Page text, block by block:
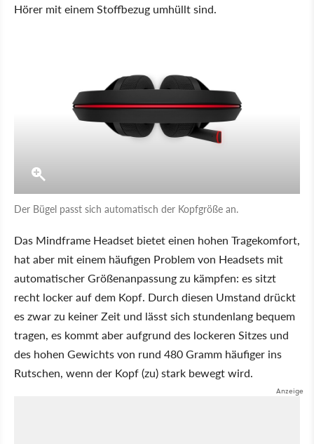
Hörer mit einem Stoffbezug umhüllt sind.
Der Bügel passt sich automatisch der Kopfgröße an.
Das Mindframe Headset bietet einen hohen Tragekomfort,
hat aber mit einem häufigen Problem von Headsets mit
automatischer Größenanpassung zu kämpfen: es sitzt
recht locker auf dem Kopf. Durch diesen Umstand drückt
es zwar zu keiner Zeit und lässt sich stundenlang bequem
tragen, es kommt aber aufgrund des lockeren Sitzes und
des hohen Gewichts von rund 480 Gramm häufiger ins
Rutschen, wenn der Kopf (zu) stark bewegt wird.